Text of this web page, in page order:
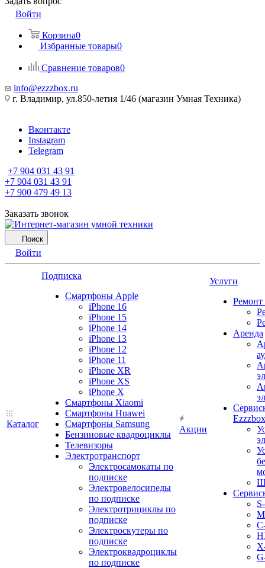
Войти
Корзина0
Избранные товары0
Сравнение товаров0
info@ezzzbox.ru
г. Владимир, ул.850-летия 1/46 (магазин Умная Техника)
Вконтакте
Instagram
Telegram
+7 904 031 43 91
+7 904 031 43 91
+7 900 479 49 13
Заказать звонок
Поиск
Войти
Каталог
Подписка
Смартфоны Apple
iPhone 16
iPhone 15
iPhone 14
iPhone 13
iPhone 12
iPhone 11
iPhone XR
iPhone XS
iPhone X
Смартфоны Xiaomi
Смартфоны Huawei
Смартфоны Samsung
Бензиновые квадроциклы
Телевизоры
Электротранспорт
Электросамокаты по
подписке
Электровелосипеды
по подписке
Электротрициклы по
подписке
Электроскутеры по
подписке
Электроквадроциклы
по подписке
Акции
Услуги
Ремонт
Аренда
Ezzzbox